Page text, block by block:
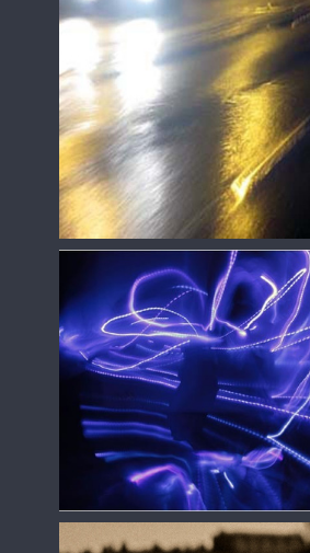
Сергей Зизюлин
Сергей Зизюлин